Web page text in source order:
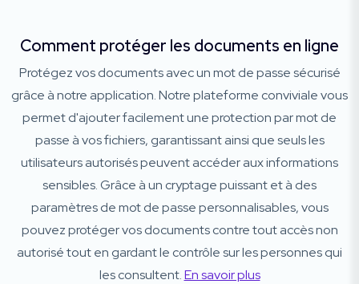
Comment protéger les documents en ligne
Protégez vos documents avec un mot de passe sécurisé
grâce à notre application. Notre plateforme conviviale vous
permet d'ajouter facilement une protection par mot de
passe à vos fichiers, garantissant ainsi que seuls les
utilisateurs autorisés peuvent accéder aux informations
sensibles. Grâce à un cryptage puissant et à des
paramètres de mot de passe personnalisables, vous
pouvez protéger vos documents contre tout accès non
autorisé tout en gardant le contrôle sur les personnes qui
les consultent.En savoir plus